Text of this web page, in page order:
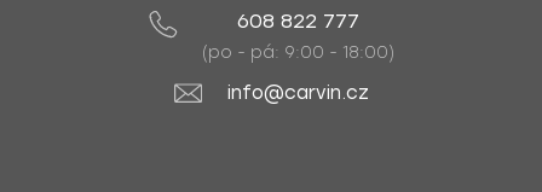
608 822 777
(po - pá: 9:00 - 18:00)
info@carvin.cz